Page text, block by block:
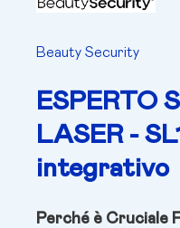
Beauty Security
ESPERTO
LASER -
integrativo
Perché è Cruciale